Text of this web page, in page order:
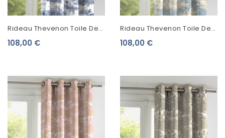
Rideau Thevenon Toile De
Jouy Histoire D'Eau Bleu
108,00 €
Rideau Thevenon Toile De
Jouy Histoire D'Eau Beige
108,00 €